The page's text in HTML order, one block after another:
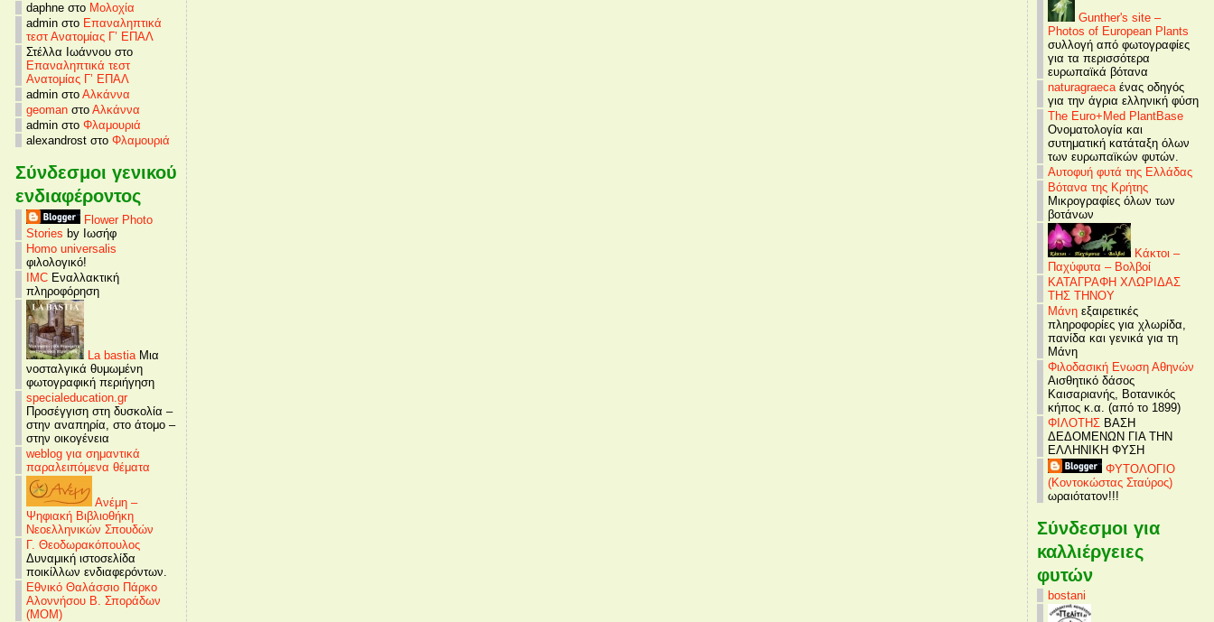
daphne στο Μολοχία
admin στο Επαναληπτικά
τεστ Ανατομίας Γ’ ΕΠΑΛ
Στέλλα Ιωάννου στο
Επαναληπτικά τεστ
Ανατομίας Γ’ ΕΠΑΛ
admin στο Αλκάννα
geomanστο Αλκάννα
admin στο Φλαμουριά
alexandrost στο Φλαμουριά
Σύνδεσμοι γενικού
ενδιαφέροντος
Flower Photo
Stories by Ιωσήφ
Homo universalis
φιλολογικό!
IMCΕναλλακτική
πληροφόρηση
La bastiaΜια
νοσταλγικά θυμωμένη
φωτογραφική περιήγηση
specialeducation.gr
Προσέγγιση στη δυσκολία –
στην αναπηρία, στο άτομο –
στην οικογένεια
weblog για σημαντικά
παραλειπόμενα θέματα
Ανέμη –
Ψηφιακή Βιβλιοθήκη
Νεοελληνικών Σπουδών
Γ. Θεοδωρακόπουλος
Δυναμική ιστοσελίδα
ποικίλλων ενδιαφερόντων.
Εθνικό Θαλάσσιο Πάρκο
Αλοννήσου Β. Σποράδων
(MOM)
Gunther's site –
Photos of European Plants
συλλογή από φωτογραφίες
για τα περισσότερα
ευρωπαϊκά βότανα
naturagraecaένας οδηγός
για την άγρια ελληνική φύση
The Euro+Med PlantBase
Ονοματολογία και
συτηματική κατάταξη όλων
των ευρωπαϊκών φυτών.
Αυτοφυή φυτά της Ελλάδας
Βότανα της Κρήτης
Μικρογραφίες όλων των
βοτάνων
Κάκτοι –
Παχύφυτα – Βολβοί
ΚΑΤΑΓΡΑΦΗ ΧΛΩΡΙΔΑΣ
ΤΗΣ ΤΗΝΟΥ
Μάνηεξαιρετικές
πληροφορίες για χλωρίδα,
πανίδα και γενικά για τη
Μάνη
Φιλοδασική Ενωση Αθηνών
Αισθητικό δάσος
Καισαριανής, Βοτανικός
κήπος κ.α. (από το 1899)
ΦΙΛΟΤΗΣΒΑΣΗ
ΔΕΔΟΜΕΝΩΝ ΓΙΑ ΤΗΝ
ΕΛΛΗΝΙΚΗ ΦΥΣΗ
ΦΥΤΟΛΟΓΙΟ
(Κοντοκώστας Σταύρος)
ωραιότατον!!!
Σύνδεσμοι για
καλλιέργειες
φυτών
bostani